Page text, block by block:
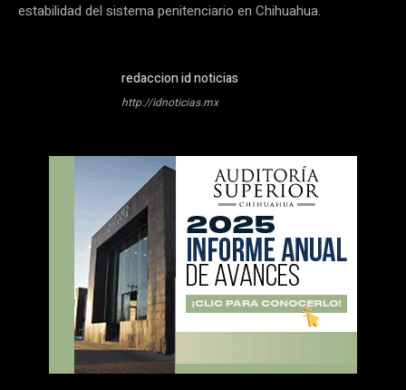
estabilidad del sistema penitenciario en Chihuahua.
redaccion id noticias
http://idnoticias.mx